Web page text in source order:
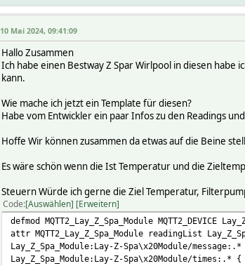
10 Mai 2024, 09:41:09
Hallo Zusammen
Ich habe einen Bestway Z Spar Wirlpool in diesen habe
kann.
Wie mache ich jetzt ein Template für diesen?
Habe vom Entwickler ein paar Infos zu den Readings
Hoffe Wir können zusammen da etwas auf die Beine
Es wäre schön wenn die Ist Temperatur und die
Steuern Würde ich gerne die Ziel Temperatur,
Code Auswählen Erweitern
defmod MQTT2_Lay_Z_Spa_Module MQTT2_DEVICE
attr MQTT2_Lay_Z_Spa_Module readingList
Lay_Z_Spa_Module:Lay-Z-Spa\x20Module/
Lay_Z_Spa_Module:Lay-Z-Spa\x20Module/times:.* {